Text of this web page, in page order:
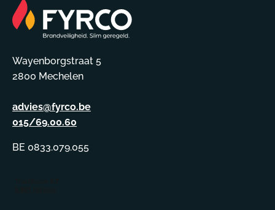
Wayenborgstraat 5
2800 Mechelen
advies@fyrco.be
015/69.00.60
BE 0833.079.055